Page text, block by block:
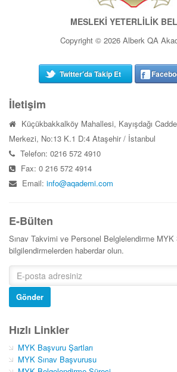
MESLEKİ YETERLİLİK
Copyright © 2026 Alberk QA
Twitter'da Takip Et
İletişim
Küçükbakkalköy Mahallesi, Kayışdağı
Merkezi, No:13 K.1 D:4 Ataşehir / İstanbul
Telefon: 0216 572 4910
Fax: 0 216 572 4914
Email:info@aqademi.com
E-Bülten
Sınav Takvimi ve Personel Belglelendirme MYK
bilgilendirmelerden haberdar olun.
Gönder
Hızlı Linkler
MYK Başvuru Şartları
MYK Sınav Başvurusu